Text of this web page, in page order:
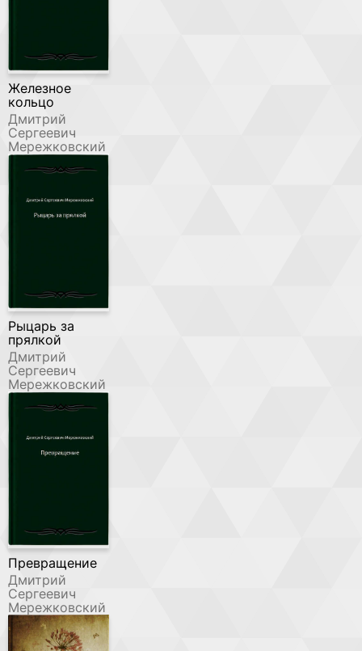
Железное
кольцо
Дмитрий
Сергеевич
Мережковский
Рыцарь за
прялкой
Дмитрий
Сергеевич
Мережковский
Превращение
Дмитрий
Сергеевич
Мережковский